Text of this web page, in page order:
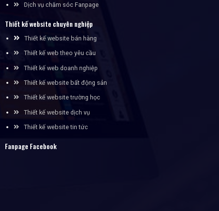
Dịch vụ chăm sóc Fanpage
Thiết kế website chuyên nghiệp
Thiết kế website bán hàng
Thiết kế web theo yêu cầu
Thiết kế web doanh nghiệp
Thiết kế website bất động sản
Thiết kế website trường học
Thiết kế website dịch vụ
Thiết kế website tin tức
Fanpage Facebook